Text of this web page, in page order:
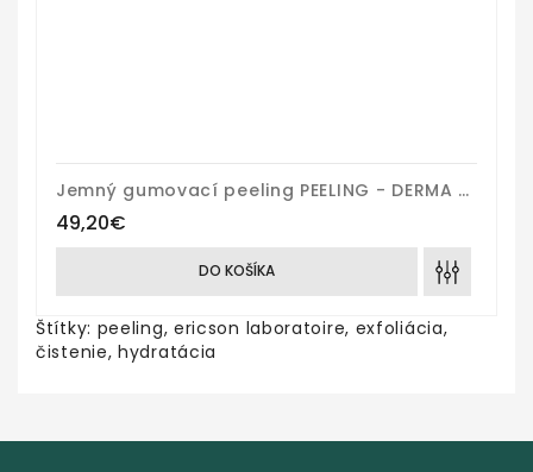
Jemný gumovací peeling PEELING - DERMA GUM
49,20€
DO KOŠÍKA
Štítky: peeling, ericson laboratoire, exfoliácia,
čistenie,hydratácia